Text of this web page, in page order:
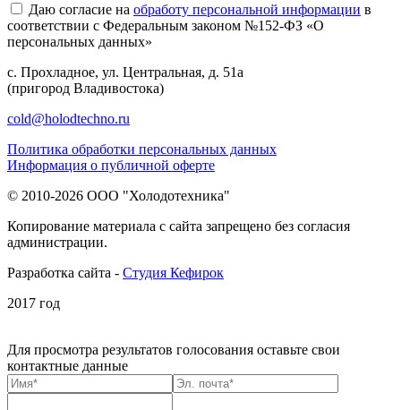
Даю согласие на обработу персональной информации в
соответствии с Федеральным законом №152-ФЗ «О
персональных данных»
с. Прохладное, ул. Центральная, д. 51а
(пригород Владивостока)
cold@holodtechno.ru
Политика обработки персональных данных
Информация о публичной оферте
© 2010-2026 ООО "Холодотехника"
Копирование материала с сайта запрещено без согласия
администрации.
Разработка сайта - Студия Кефирок
2017 год
Для просмотра результатов голосования оставьте свои
контактные данные